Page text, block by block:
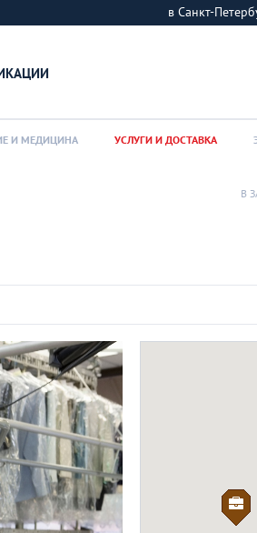
в Санкт-
И МЕДИЦИНА УСЛУГИ И ДОСТАВКА
В